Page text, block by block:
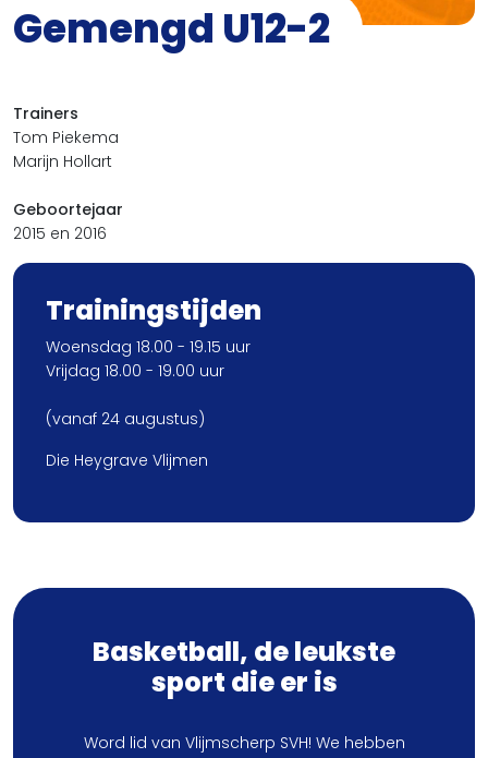
Gemengd U12-2
Trainers
Tom Piekema
Marijn Hollart
Geboortejaar
2015 en 2016
Trainingstijden
Woensdag 18.00 - 19.15 uur
Vrijdag 18.00 - 19.00 uur
(vanaf 24 augustus)
Die Heygrave Vlijmen
Basketball, de leukste
sport die er is
Word lid van Vlijmscherp SVH! We hebben